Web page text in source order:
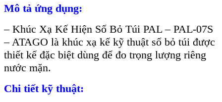
Mô tả ứng dụng:
–Khúc Xạ Kế Hiện Số Bỏ Túi PAL – PAL-07S
– ATAGO là khúc xạ kế kỹ thuật số bỏ túi được
thiết kế đặc biệt dùng để đo trọng lượng riêng
nước mặn.
Chi tiết kỹ thuật: